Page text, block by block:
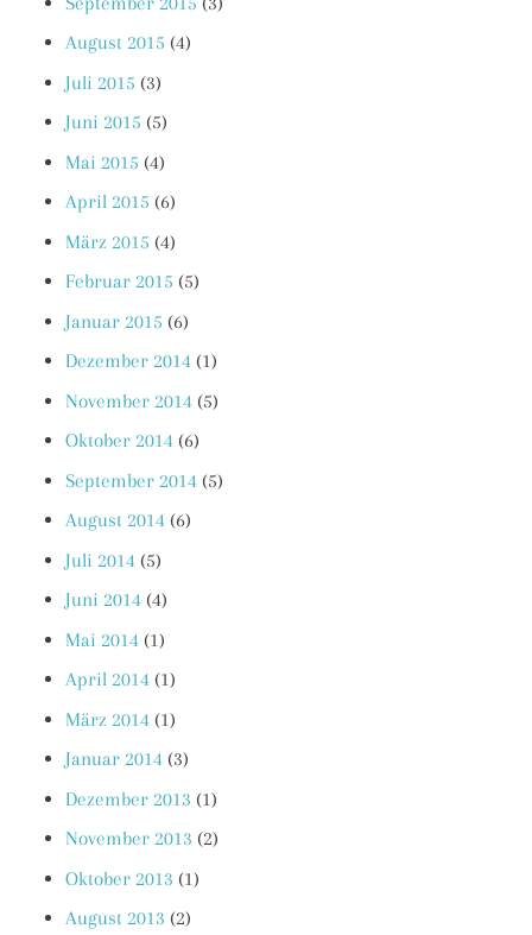
August 2015 (4)
Juli 2015 (3)
Juni 2015 (5)
Mai 2015 (4)
April 2015 (6)
März 2015 (4)
Februar 2015 (5)
Januar 2015 (6)
Dezember 2014 (1)
November 2014 (5)
Oktober 2014 (6)
September 2014 (5)
August 2014 (6)
Juli 2014 (5)
Juni 2014 (4)
Mai 2014 (1)
April 2014 (1)
März 2014 (1)
Januar 2014 (3)
Dezember 2013 (1)
November 2013 (2)
Oktober 2013 (1)
August 2013 (2)